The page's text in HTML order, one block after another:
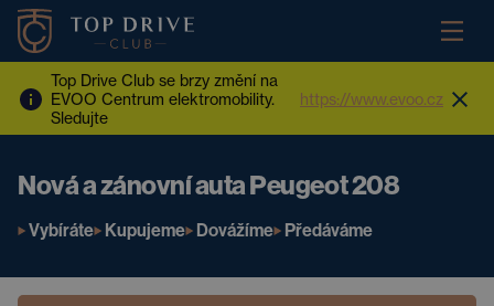
Top Drive Club se brzy změní na
EVOO Centrum elektromobility.
Sledujte
https://www.evoo.cz
Nová a zánovní auta Peugeot 208
Vybíráte Kupujeme Dovážíme Předáváme